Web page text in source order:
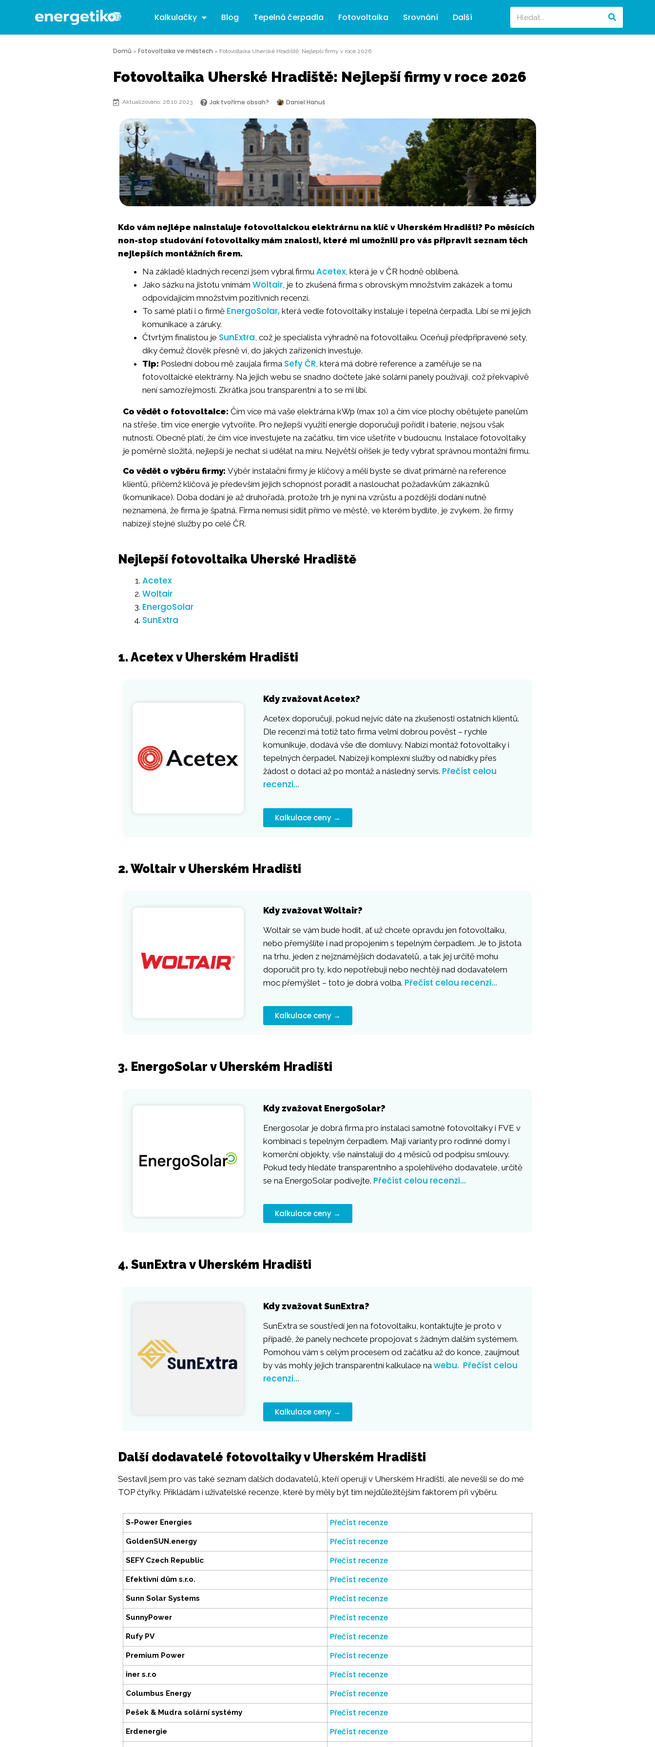
Kalkulačky Blog Tepelná čerpadla Fotovoltaika Srovnání Další
Domů » Fotovoltaika ve městech » Fotovoltaika Uherské Hradiště: Nejlepší firmy v roce 2026
Fotovoltaika Uherské Hradiště: Nejlepší firmy v roce 2026
Aktualizováno: 26.10.2023 Jak tvoříme obsah? Daniel Hanuš
Kdo vám nejlépe nainstaluje fotovoltaickou elektrárnu na klíč v Uherském Hradišti? Po měsících
non-stop studování fotovoltaiky mám znalosti, které mi umožnili pro vás připravit seznam těch
nejlepších montážních firem.
Na základě kladných recenzí jsem vybral firmu Acetex , která je v ČR hodně oblíbená.
Jako sázku na jistotu vnímám Woltair , je to zkušená firma s obrovským množstvím zakázek a tomu
odpovídajícím množstvím pozitivních recenzí.
To samé platí i o firmě EnergoSolar, která vedle fotovoltaiky instaluje i tepelná čerpadla. Líbí se mi jejich
komunikace a záruky.
Čtvrtým finalistou je SunExtra , což je specialista výhradně na fotovoltaiku. Oceňuji předpřipravené sety,
díky čemuž člověk přesně ví, do jakých zařízeních investuje.
Tip: Poslední dobou mě zaujala firma Sefy ČR , která má dobré reference a zaměřuje se na
fotovoltaické elektrárny. Na jejich webu se snadno dočtete jaké solární panely používají, což překvapivě
není samozřejmostí. Zkrátka jsou transparentní a to se mi líbí.
Co vědět o fotovoltaice: Čím více má vaše elektrárna kWp (max 10) a čím více plochy obětujete panelům
na střeše, tím více energie vytvoříte. Pro nejlepší využití energie doporučuji pořídit i baterie, nejsou však
nutností. Obecně platí, že čím více investujete na začátku, tím více ušetříte v budoucnu. Instalace fotovoltaiky
je poměrně složitá, nejlepší je nechat si udělat na míru. Největší oříšek je tedy vybrat správnou montážní firmu.
Co vědět o výběru firmy: Výběr instalační firmy je klíčový a měli byste se dívat primárně na reference
klientů, přičemž klíčová je především jejich schopnost poradit a naslouchat požadavkům zákazníků
(komunikace). Doba dodání je až druhořadá, protože trh je nyní na vzrůstu a pozdější dodání nutně
neznamená, že firma je špatná. Firma nemusí sídlit přímo ve městě, ve kterém bydlíte, je zvykem, že firmy
nabízejí stejné služby po celé ČR.
Nejlepší fotovoltaika Uherské Hradiště
Acetex
Woltair
EnergoSolar
SunExtra
1. Acetex v Uherském Hradišti
Kdy zvažovat Acetex?
Acetex doporučuji, pokud nejvíc dáte na zkušenosti ostatních klientů.
Dle recenzí má totiž tato firma velmi dobrou pověst – rychle
komunikuje, dodává vše dle domluvy. Nabízí montáž fotovoltaiky i
tepelných čerpadel. Nabízejí komplexní služby od nabídky přes
žádost o dotaci až po montáž a následný servis. Přečíst celou
recenzi…
Kalkulace ceny →
2. Woltair v Uherském Hradišti
Kdy zvažovat Woltair?
Woltair se vám bude hodit, ať už chcete opravdu jen fotovoltaiku,
nebo přemýšlíte i nad propojením s tepelným čerpadlem. Je to jistota
na trhu, jeden z nejznámějších dodavatelů, a tak jej určitě mohu
doporučit pro ty, kdo nepotřebují nebo nechtějí nad dodavatelem
moc přemýšlet – toto je dobrá volba. Přečíst celou recenzi…
Kalkulace ceny →
3. EnergoSolar v Uherském Hradišti
Kdy zvažovat EnergoSolar?
Energosolar je dobrá firma pro instalaci samotné fotovoltaiky i FVE v
kombinaci s tepelným čerpadlem. Mají varianty pro rodinné domy i
komerční objekty, vše nainstalují do 4 měsíců od podpisu smlouvy.
Pokud tedy hledáte transparentního a spolehlivého dodavatele, určitě
se na EnergoSolar podívejte. Přečíst celou recenzi…
Kalkulace ceny →
4. SunExtra v Uherském Hradišti
Kdy zvažovat SunExtra?
SunExtra se soustředí jen na fotovoltaiku, kontaktujte je proto v
případě, že panely nechcete propojovat s žádným dalším systémem.
Pomohou vám s celým procesem od začátku až do konce, zaujmout
by vás mohly jejich transparentní kalkulace na webu. Přečíst celou
recenzi…
Kalkulace ceny →
Další dodavatelé fotovoltaiky v Uherském Hradišti
Sestavil jsem pro vás také seznam dalších dodavatelů, kteří operují v Uherském Hradišti, ale nevešli se do mé
TOP čtyřky. Přikládám i uživatelské recenze, které by měly být tím nejdůležitějším faktorem při výběru.
S-Power Energies Přečíst recenze
GoldenSUN.energy Přečíst recenze
SEFY Czech Republic Přečíst recenze
Efektivní dům s.r.o. Přečíst recenze
Sunn Solar Systems Přečíst recenze
SunnyPower Přečíst recenze
Rufy PV Přečíst recenze
Premium Power Přečíst recenze
iner s.r.o Přečíst recenze
Columbus Energy Přečíst recenze
Pešek & Mudra solární systémy Přečíst recenze
Erdenergie Přečíst recenze